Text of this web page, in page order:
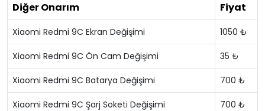
Diğer Onarım Fiyat
Xiaomi Redmi 9C Ekran Değişimi 1050 ₺
Xiaomi Redmi 9C Ön Cam Değişimi 35 ₺
Xiaomi Redmi 9C Batarya Değişimi 700 ₺
Xiaomi Redmi 9C Şarj Soketi Değişimi 700 ₺